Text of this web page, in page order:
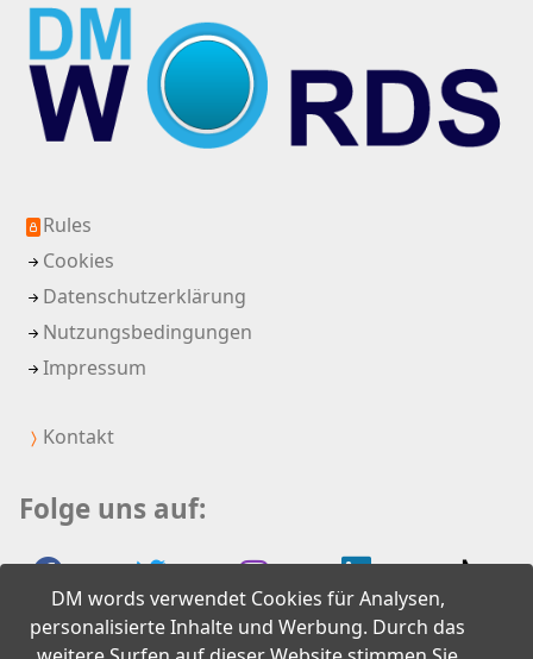
DM words verwendet Cookies für Analysen,
personalisierte Inhalte und Werbung. Durch das
Rules
Cookies
Datenschutzerklärung
Nutzungsbedingungen
Impressum
Kontakt
Folge uns auf: